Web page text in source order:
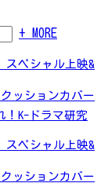
+ MORE
スペシャル上映&
ッションカバー
！K-ドラマ研究
スペシャル上映&
ッションカバー